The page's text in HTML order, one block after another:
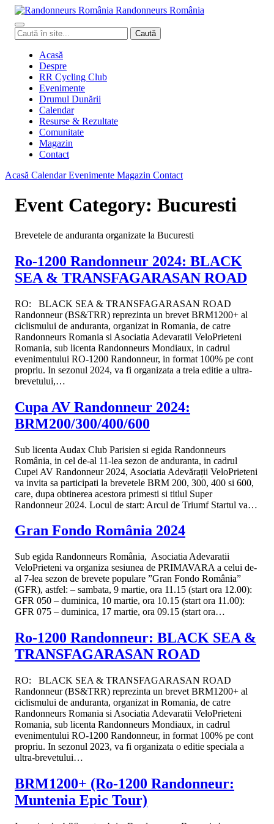
Randonneurs România
Caută
în
Caută
Acasă
Despre
RR Cycling Club
Evenimente
Drumul Dunării
Calendar
Resurse & Rezultate
Comunitate
Magazin
Contact
Acasă CalendarEvenimente Magazin Contact
Event Category: Bucuresti
Brevetele de anduranta organizate la Bucuresti
Ro-1200 Randonneur 2024: BLACK
SEA & TRANSFAGARASAN ROAD
RO: BLACK SEA & TRANSFAGARASAN ROAD
Randonneur (BS&TRR) reprezinta un brevet BRM1200+ al
ciclismului de anduranta, organizat in Romania, de catre
Randonneurs Romania si Asociatia Adevaratii VeloPrieteni
Romania, sub licenta Randonneurs Mondiaux, in cadrul
evenimentului RO-1200 Randonneur, in format 100% pe cont
propriu. In sezonul 2024, va fi organizata a treia editie a ultra-
brevetului,…
Cupa AV Randonneur 2024:
BRM200/300/400/600
Sub licenta Audax Club Parisien si egida Randonneurs
România, in cel de-al 11-lea sezon de anduranta, in cadrul
Cupei AV Randonneur 2024, Asociatia Adevărații VeloPrieteni
va invita sa participati la brevetele BRM 200, 300, 400 si 600,
care, dupa obtinerea acestora primesti si titlul Super
Randonneur 2024. Locul de start: Arcul de Triumf Startul va…
Gran Fondo România 2024
Sub egida Randonneurs România, Asociatia Adevaratii
VeloPrieteni va organiza sesiunea de PRIMAVARA a celui de-
al 7-lea sezon de brevete populare ”Gran Fondo România”
(GFR), astfel: – sambata, 9 martie, ora 11.15 (start ora 12.00):
GFR 050 – duminica, 10 martie, ora 10.15 (start ora 11.00):
GFR 075 – duminica, 17 martie, ora 09.15 (start ora…
Ro-1200 Randonneur: BLACK SEA &
TRANSFAGARASAN ROAD
RO: BLACK SEA & TRANSFAGARASAN ROAD
Randonneur (BS&TRR) reprezinta un brevet BRM1200+ al
ciclismului de anduranta, organizat in Romania, de catre
Randonneurs Romania si Asociatia Adevaratii VeloPrieteni
Romania, sub licenta Randonneurs Mondiaux, in cadrul
evenimentului RO-1200 Randonneur, in format 100% pe cont
propriu. In sezonul 2023, va fi organizata o editie speciala a
ultra-brevetului…
BRM1200+ (Ro-1200 Randonneur:
Muntenia Epic Tour)